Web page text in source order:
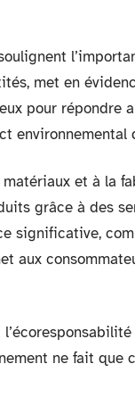
met en
pour répondre
environnemental
et à la
grâce à des
significative,
aux
ne fait que